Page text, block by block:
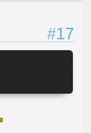
#17